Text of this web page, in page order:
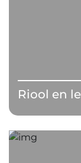
Riool en